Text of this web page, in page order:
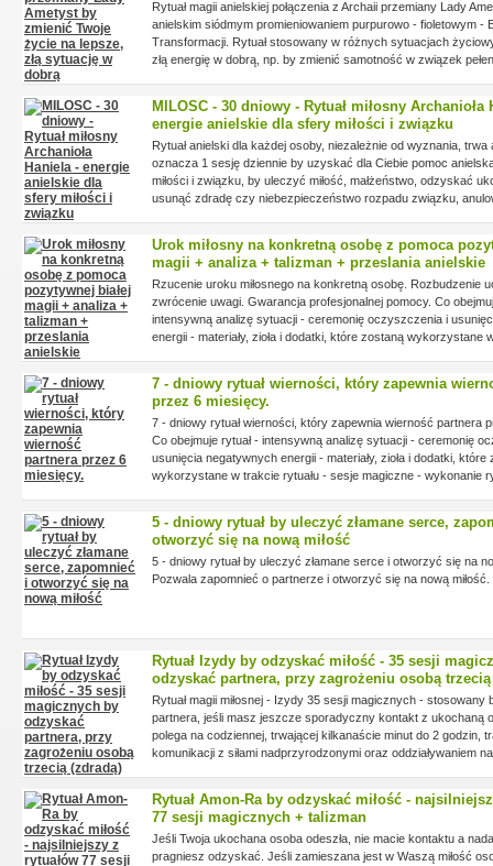
Rytuał magii anielskiej połączenia z Archaii przemiany Lady
anielskim siódmym promieniowaniem purpurowo - fioletowym -
Transformacji. Rytuał stosowany w różnych sytuacjach
złą energię w dobrą, np. by zmienić samotność w związek
zmiana ze złego na dobre a z dobrego na lepsze.
MILOSC - 30 dniowy - Rytuał miłosny Archanioła
energie anielskie dla sfery miłości i związku
Rytuał anielski dla każdej osoby, niezależnie od wyznania, trwa
oznacza 1 sesję dziennie by uzyskać dla Ciebie pomoc
miłości i związku, by uleczyć miłość, małżeństwo, odzyskać
usunąć zdradę czy niebezpieczeństwo rozpadu związku,
naszą drugą połowę i usunąć samotność
Urok miłosny na konkretną osobę z pomoca
magii + analiza + talizman + przeslania anielskie
Rzucenie uroku miłosnego na konkretną osobę. Rozbudzenie
zwrócenie uwagi. Gwarancja profesjonalnej pomocy. Co
intensywną analizę sytuacji - ceremonię oczyszczenia i
energii - materiały, zioła i dodatki, które zostaną wykorzystane
7 - dniowy rytuał wierności, który zapewnia
przez 6 miesięcy.
7 - dniowy rytuał wierności, który zapewnia wierność partnera
Co obejmuje rytuał - intensywną analizę sytuacji - ceremonię
usunięcia negatywnych energii - materiały, zioła i dodatki, które
wykorzystane w trakcie rytuału - sesje magiczne - wykonanie
5 - dniowy rytuał by uleczyć złamane serce,
otworzyć się na nową miłość
5 - dniowy rytuał by uleczyć złamane serce i otworzyć się na
Pozwala zapomnieć o partnerze i otworzyć się na nową miłość.
Rytuał Izydy by odzyskać miłość - 35 sesji
odzyskać partnera, przy zagrożeniu osobą trzecią
Rytuał magii miłosnej - Izydy 35 sesji magicznych - stosowany
partnera, jeśli masz jeszcze sporadyczny kontakt z ukochaną
polega na codziennej, trwającej kilkanaście minut do 2 godzin,
komunikacji z siłami nadprzyrodzonymi oraz oddziaływaniem
Rytuał Amon-Ra by odzyskać miłość -
77 sesji magicznych + talizman
Jeśli Twoja ukochana osoba odeszła, nie macie kontaktu a
pragniesz odzyskać. Jeśli zamieszana jest w Waszą miłość